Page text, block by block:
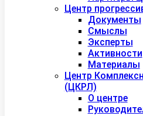
Центр
Документы
Смыслы
Эксперты
Активности
Материалы
Центр
(ЦКРЛ)
О центре